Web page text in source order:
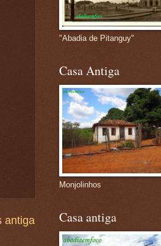
antiga
"Abadia de Pitanguy"
Casa Antiga
Monjolinhos
Casa antiga